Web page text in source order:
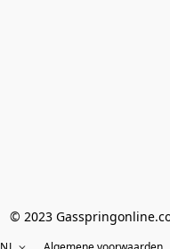
© 2023